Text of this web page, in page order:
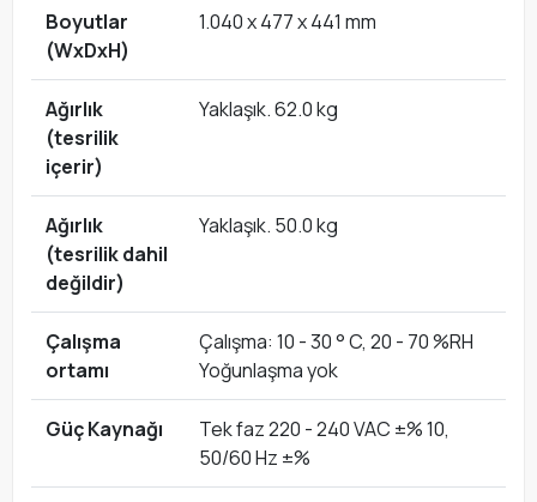
Boyutlar
(WxDxH)
1.040 x 477 x 441 mm
Ağırlık
(tesrilik
içerir)
Yaklaşık. 62.0 kg
Ağırlık
(tesrilik dahil
değildir)
Yaklaşık. 50.0 kg
Çalışma
ortamı
Çalışma: 10 - 30 ° C, 20 - 70 %RH
Yoğunlaşma yok
Güç Kaynağı
Tek faz 220 - 240 VAC ±% 10,
50/60 Hz ±%